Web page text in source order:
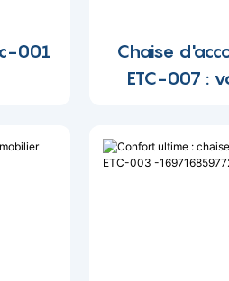
001
Chaise
ETC-007 :
idéale -